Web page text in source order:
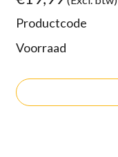
Productcode
Voorraad